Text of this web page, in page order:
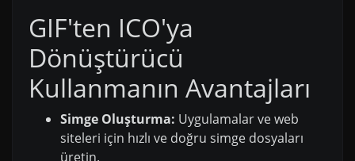
GIF'ten ICO'ya
Dönüştürücü
Kullanmanın Avantajları
Simge Oluşturma: Uygulamalar ve web
siteleri için hızlı ve doğru simge dosyaları
üretin.